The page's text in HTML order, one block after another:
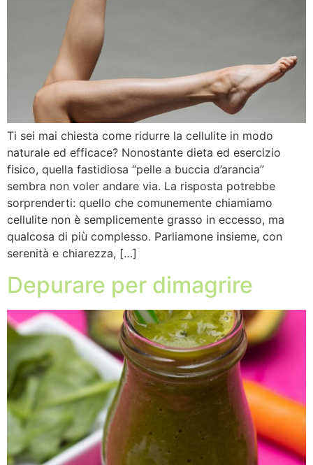
Ti sei mai chiesta come ridurre la cellulite in modo
naturale ed efficace? Nonostante dieta ed esercizio
fisico, quella fastidiosa “pelle a buccia d’arancia”
sembra non voler andare via. La risposta potrebbe
sorprenderti: quello che comunemente chiamiamo
cellulite non è semplicemente grasso in eccesso, ma
qualcosa di più complesso. Parliamone insieme, con
serenità e chiarezza, […]
Depurare per dimagrire